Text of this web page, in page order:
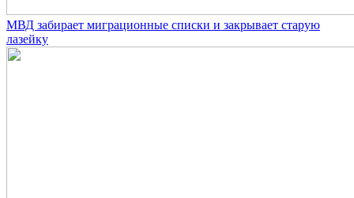
МВД забирает миграционные списки и закрывает старую
лазейку